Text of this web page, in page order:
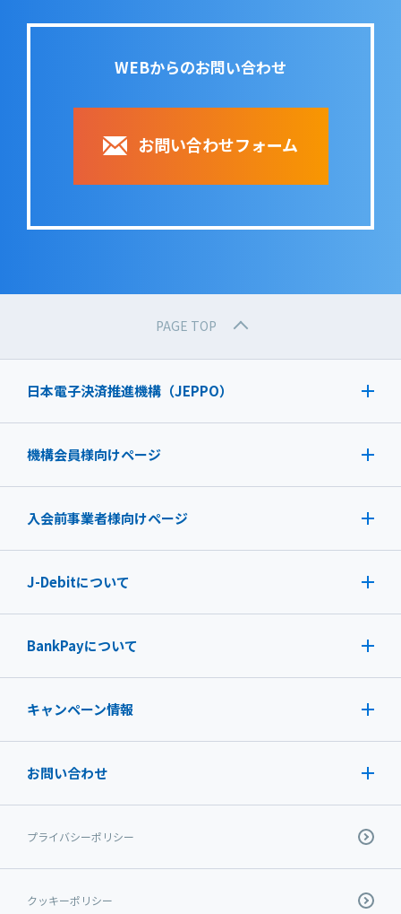
WEBからのお問い合わせ
お問い合わせフォーム
PAGE TOP
日本電子決済推進機構（JEPPO）
機構会員様向けページ
入会前事業者様向けページ
J-Debitについて
BankPayについて
キャンペーン情報
お問い合わせ
プライバシーポリシー
クッキーポリシー